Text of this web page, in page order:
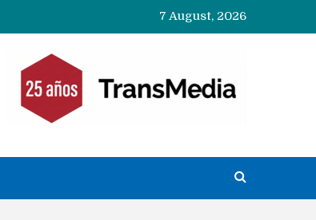
7 August, 2026